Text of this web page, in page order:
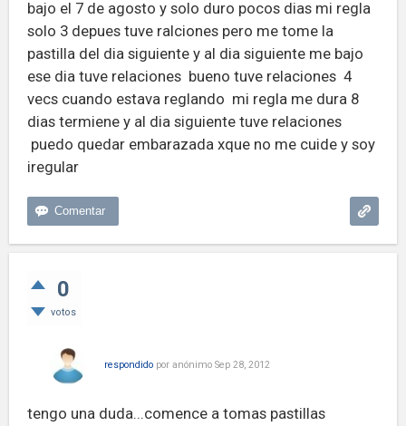
bajo el 7 de agosto y solo duro pocos dias mi regla
solo 3 depues tuve ralciones pero me tome la
pastilla del dia siguiente y al dia siguiente me bajo
ese dia tuve relaciones bueno tuve relaciones 4
vecs cuando estava reglando mi regla me dura 8
dias termiene y al dia siguiente tuve relaciones
puedo quedar embarazada xque no me cuide y soy
iregular
0
votos
respondido por anónimo Sep 28, 2012
tengo una duda...comence a tomas pastillas